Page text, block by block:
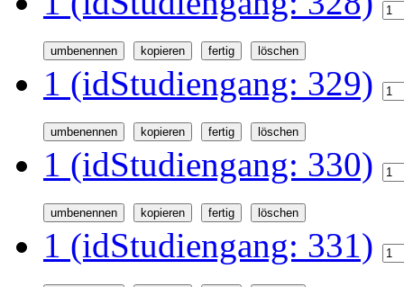
1 (idStudiengang: 329)
1 (idStudiengang: 330)
1 (idStudiengang: 331)